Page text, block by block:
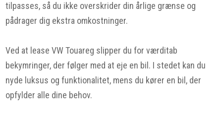
tilpasses, så du ikke overskrider din årlige grænse og
pådrager dig ekstra omkostninger.
Ved at lease VW Touareg slipper du for værditab
bekymringer, der følger med at eje en bil. I stedet kan du
nyde luksus og funktionalitet, mens du kører en bil, der
opfylder alle dine behov.